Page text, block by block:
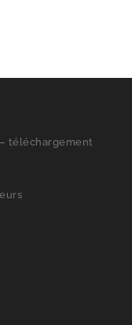
téléchargement